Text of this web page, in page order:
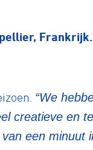
“We
creatieve en
een minuut